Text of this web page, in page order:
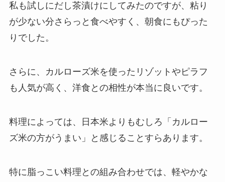
私も試しにだし茶漬けにしてみたのですが、粘り
が少ない分さらっと食べやすく、朝食にもぴった
りでした。
さらに、カルローズ米を使ったリゾットやピラフ
も人気が高く、洋食との相性が本当に良いです。
料理によっては、日本米よりもむしろ「カルロー
ズ米の方がうまい」と感じることすらあります。
特に脂っこい料理との組み合わせでは、軽やかな